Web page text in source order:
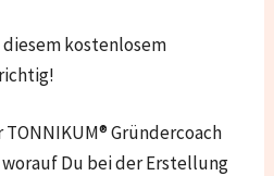
kostenlosem
Gründercoach
Du bei der Erstellung